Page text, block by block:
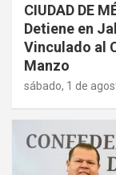
CIUDAD DE
Detiene en
Vinculado al
Manzo
sábado, 1 de